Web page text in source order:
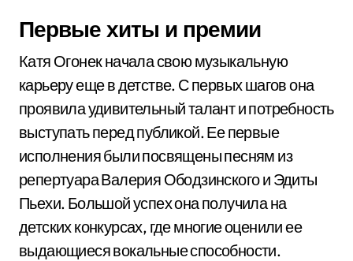
Первые хиты и премии
Катя Огонек начала свою музыкальную
карьеру еще в детстве. С первых шагов она
проявила удивительный талант и потребность
выступать перед публикой. Ее первые
исполнения были посвящены песням из
репертуара Валерия Ободзинского и Эдиты
Пьехи. Большой успех она получила на
детских конкурсах, где многие оценили ее
выдающиеся вокальные способности.